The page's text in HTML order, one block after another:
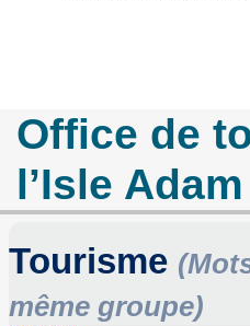
Office de
l’Isle Adam
Tourisme
même groupe)